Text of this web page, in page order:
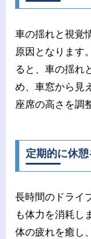
車の揺れと視覚
原因となります
ると、車の揺れ
め、車窓から見
座席の高さを調
定期的に休
長時間のドライ
も体力を消耗し
体の疲れを癒し